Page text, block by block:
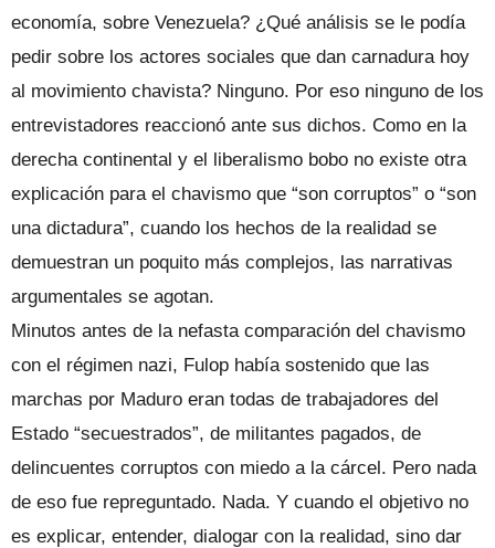
economía, sobre Venezuela? ¿Qué análisis se le podía
pedir sobre los actores sociales que dan carnadura hoy
al movimiento chavista? Ninguno. Por eso ninguno de los
entrevistadores reaccionó ante sus dichos. Como en la
derecha continental y el liberalismo bobo no existe otra
explicación para el chavismo que “son corruptos” o “son
una dictadura”, cuando los hechos de la realidad se
demuestran un poquito más complejos, las narrativas
argumentales se agotan.
Minutos antes de la nefasta comparación del chavismo
con el régimen nazi, Fulop había sostenido que las
marchas por Maduro eran todas de trabajadores del
Estado “secuestrados”, de militantes pagados, de
delincuentes corruptos con miedo a la cárcel. Pero nada
de eso fue repreguntado. Nada. Y cuando el objetivo no
es explicar, entender, dialogar con la realidad, sino dar